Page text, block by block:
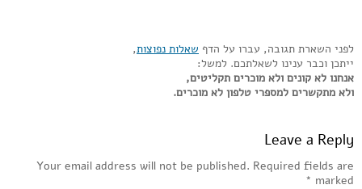
לפני השארת תגובה, עברו על הדף שאלות נפוצות,
ייתכן וכבר ענינו לשאלתכם. למשל:
אנחנו לא קונים ולא מוכרים תקליטים,
ולא מתקשרים למספרי טלפון לא מוכרים.
Leave a Reply
Your email address will not be published. Required fields are
marked
*